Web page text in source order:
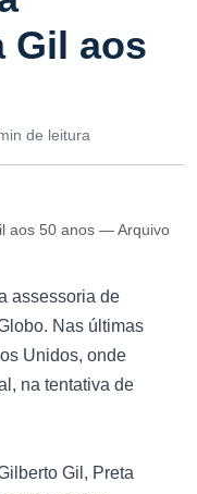
Gil aos
de leitura
aos 50 anos — Arquivo
assessoria de
Nas últimas
Unidos, onde
na tentativa de
Gil, Preta